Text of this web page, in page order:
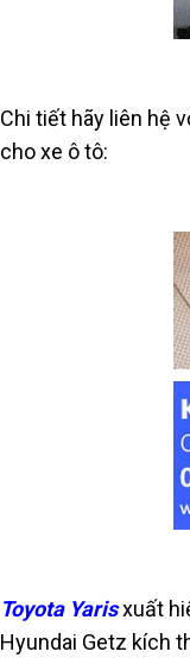
Chi tiết hãy liên hệ
cho xe ô tô:
Toyota Yarisxuất
Hyundai Getz kích